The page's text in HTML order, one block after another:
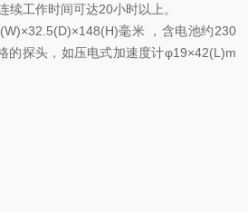
续工作时间可达20小时以上。
毫米 ，含电池约230
的探头，如压电式加速度计φ19×42(L)m